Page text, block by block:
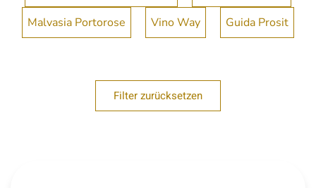
Malvasia Portorose Vino Way Guida Prosit
Filter zurücksetzen